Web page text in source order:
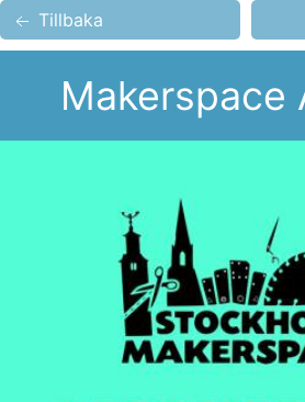
Tillbaka
Makerspace